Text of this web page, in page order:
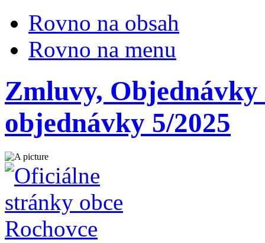
Rovno na obsah
Rovno na menu
Zmluvy,
objednávky 5/2025